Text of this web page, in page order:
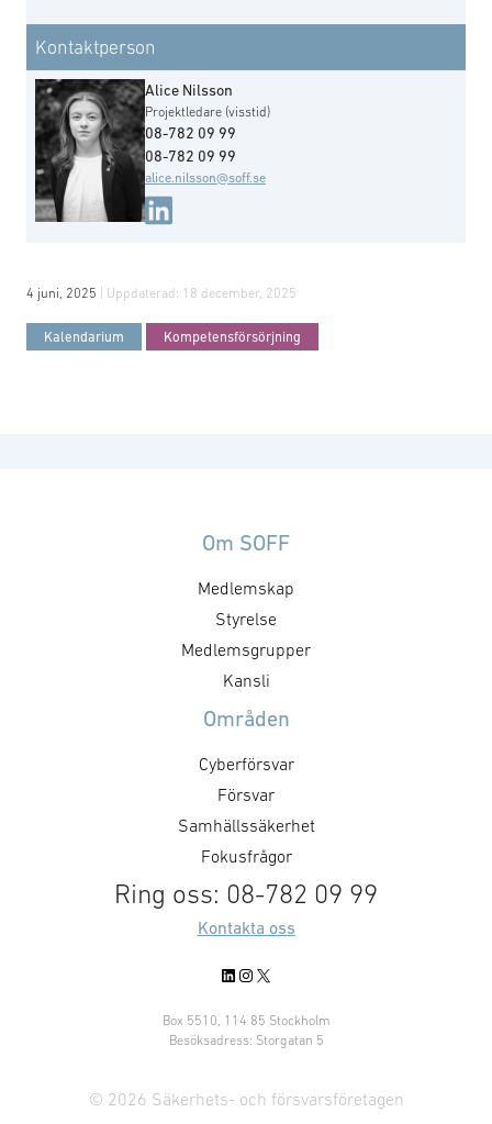
Kontaktperson
Alice Nilsson
Projektledare (visstid)
08-782 09 99
08-782 09 99
alice.nilsson@soff.se
4 juni, 2025 | Uppdaterad: 18 december, 2025
Kalendarium Kompetensförsörjning
Om SOFF
Medlemskap
Styrelse
Medlemsgrupper
Kansli
Områden
Cyberförsvar
Försvar
Samhällssäkerhet
Fokusfrågor
Ring oss: 08-782 09 99
Kontakta oss
LinkedIn
Instagram
X
Box 5510, 114 85 Stockholm
Besöksadress: Storgatan 5
© 2026 Säkerhets- och försvarsföretagen